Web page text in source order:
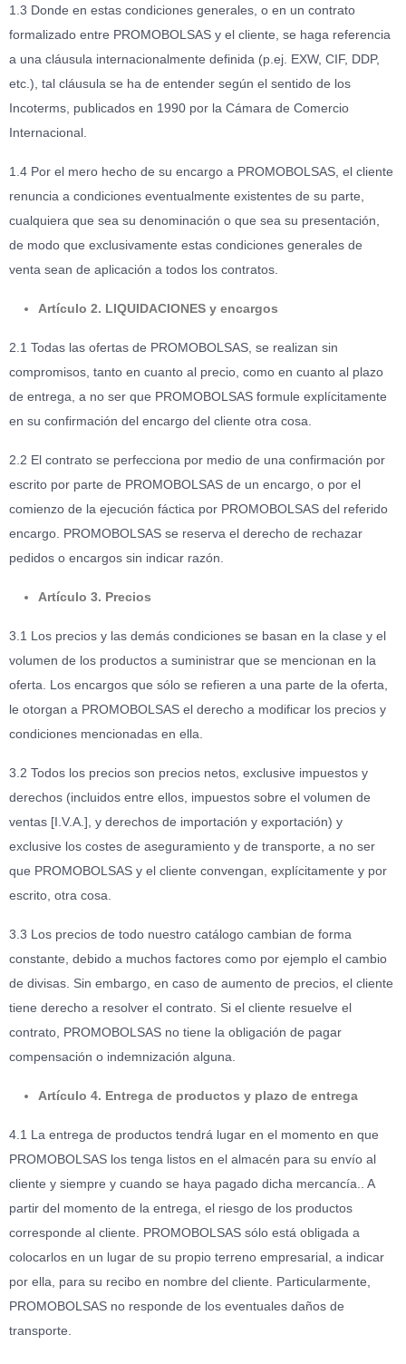
1.3 Donde en estas condiciones generales, o en un contrato
formalizado entre PROMOBOLSAS y el cliente, se haga referencia
a una cláusula internacionalmente definida (p.ej. EXW, CIF, DDP,
etc.), tal cláusula se ha de entender según el sentido de los
Incoterms, publicados en 1990 por la Cámara de Comercio
Internacional.
1.4 Por el mero hecho de su encargo a PROMOBOLSAS, el cliente
renuncia a condiciones eventualmente existentes de su parte,
cualquiera que sea su denominación o que sea su presentación,
de modo que exclusivamente estas condiciones generales de
venta sean de aplicación a todos los contratos.
Artículo 2. LIQUIDACIONES y encargos
2.1 Todas las ofertas de PROMOBOLSAS, se realizan sin
compromisos, tanto en cuanto al precio, como en cuanto al plazo
de entrega, a no ser que PROMOBOLSAS formule explícitamente
en su confirmación del encargo del cliente otra cosa.
2.2 El contrato se perfecciona por medio de una confirmación por
escrito por parte de PROMOBOLSAS de un encargo, o por el
comienzo de la ejecución fáctica por PROMOBOLSAS del referido
encargo. PROMOBOLSAS se reserva el derecho de rechazar
pedidos o encargos sin indicar razón.
Artículo 3. Precios
3.1 Los precios y las demás condiciones se basan en la clase y el
volumen de los productos a suministrar que se mencionan en la
oferta. Los encargos que sólo se refieren a una parte de la oferta,
le otorgan a PROMOBOLSAS el derecho a modificar los precios y
condiciones mencionadas en ella.
3.2 Todos los precios son precios netos, exclusive impuestos y
derechos (incluidos entre ellos, impuestos sobre el volumen de
ventas [I.V.A.], y derechos de importación y exportación) y
exclusive los costes de aseguramiento y de transporte, a no ser
que PROMOBOLSAS y el cliente convengan, explícitamente y por
escrito, otra cosa.
3.3 Los precios de todo nuestro catálogo cambian de forma
constante, debido a muchos factores como por ejemplo el cambio
de divisas. Sin embargo, en caso de aumento de precios, el cliente
tiene derecho a resolver el contrato. Si el cliente resuelve el
contrato, PROMOBOLSAS no tiene la obligación de pagar
compensación o indemnización alguna.
Artículo 4. Entrega de productos y plazo de entrega
4.1 La entrega de productos tendrá lugar en el momento en que
PROMOBOLSAS los tenga listos en el almacén para su envío al
cliente y siempre y cuando se haya pagado dicha mercancía.. A
partir del momento de la entrega, el riesgo de los productos
corresponde al cliente. PROMOBOLSAS sólo está obligada a
colocarlos en un lugar de su propio terreno empresarial, a indicar
por ella, para su recibo en nombre del cliente. Particularmente,
PROMOBOLSAS no responde de los eventuales daños de
transporte.